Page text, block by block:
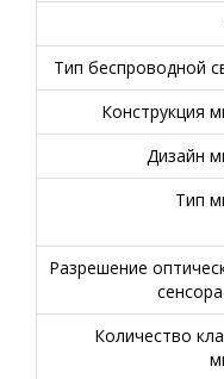
Тип беспроводной
Конструкция
Дизайн
Тип
Разрешение
Количество